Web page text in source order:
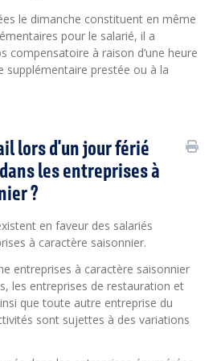
le dimanche constituent en même
pour le salarié, il a
compensatoire à raison d’une heure
supplémentaire prestée ou à la
lors d'un jour férié
les entreprises à
?
en faveur des salariés
à caractère saisonnier.
entreprises à caractère saisonnier
les entreprises de restauration et
que toute autre entreprise du
sont sujettes à des variations